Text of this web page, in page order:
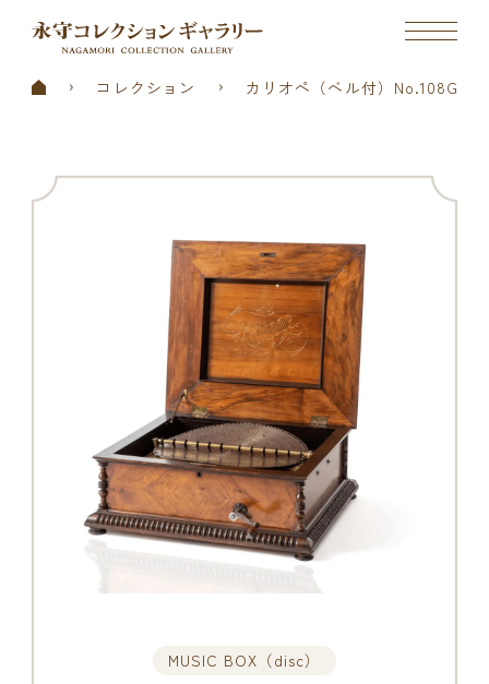
コレクション カリオペ（ベル付）No.108G
MUSIC BOX（disc）